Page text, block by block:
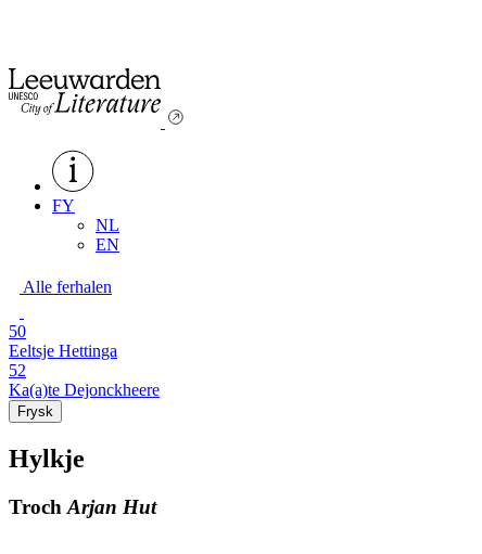
FY
NL
EN
Alle ferhalen
50
Eeltsje Hettinga
52
Ka(a)te Dejonckheere
Frysk
Hylkje
Troch Arjan Hut